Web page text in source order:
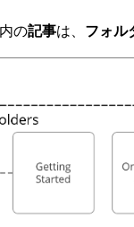
の記事は、 フォル